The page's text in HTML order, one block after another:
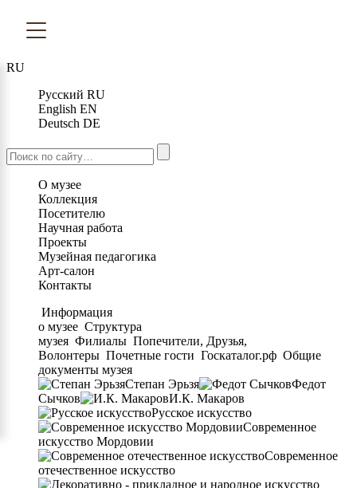
RU
Русский RU
English EN
Deutsch DE
О музее
Коллекция
Посетителю
Научная работа
Проекты
Музейная педагогика
Арт-салон
Контакты
Информация
о музее Структура
музея Филиалы Попечители, Друзья,
Волонтеры Почетные гости Госкаталог.рф Общие
документы музея
Степан Эрьзя
Федот
Сычков
И.К. Макаров
Русское искусство
Современное
искусство Мордовии
Современное
отечественное искусство